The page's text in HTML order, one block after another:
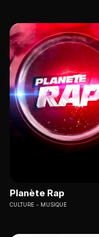
Planète Rap
CULTURE MUSIQUE